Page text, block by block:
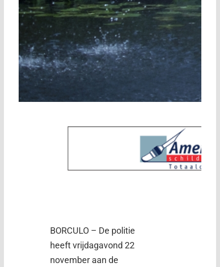
BORCULO – De politie
heeft vrijdagavond 22
november aan de